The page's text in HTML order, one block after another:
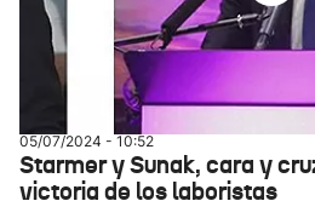
05/07/2024 - 10:52
Starmer y Sunak, cara y
victoria de los laboristas